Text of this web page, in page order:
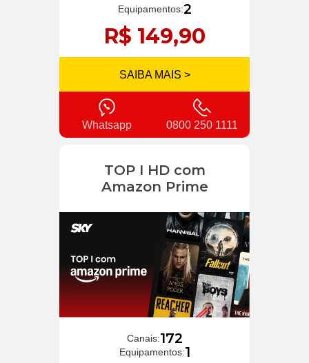
Equipamentos:2
R$ 149,90
SAIBA MAIS >
Whatsapp 0800 250 1111
TOP I HD com
Amazon Prime
Canais:172
Equipamentos:1